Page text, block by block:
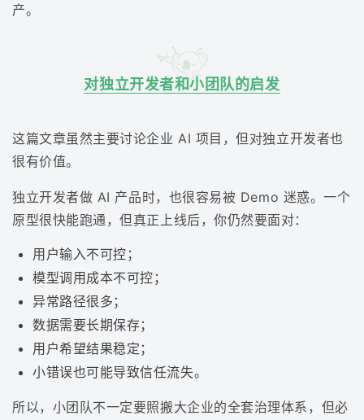
产。
对独立开发者和小团队的启发
这篇文章虽然主要讨论企业 AI 项目，但对独立开发者也
很有价值。
独立开发者做 AI 产品时，也很容易被 Demo 迷惑。一个
原型很快能跑通，但真正上线后，你仍然要面对：
用户输入不可控；
模型调用成本不可控；
异常路径很多；
数据需要长期保存；
用户希望结果稳定；
小错误也可能导致信任流失。
所以，小团队不一定要照搬大企业的全套治理体系，但必